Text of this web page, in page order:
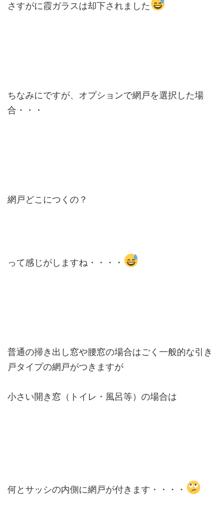
さすがに霞ガラスは却下されました
ちなみにですが、オプションで網戸を選択した場
合・・・
網戸どこにつくの？
って感じがしますね・・・・
普通の掃き出し窓や腰窓の場合はごく一般的な引き
戸タイプの網戸がつきますが
小さい開き窓（トイレ・風呂等）の場合は
何とサッシの内側に網戸が付きます・・・・